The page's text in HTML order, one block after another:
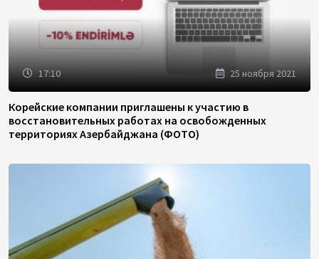
17:10 25 ноября 2021
Корейские компании приглашены к участию в
восстановительных работах на освобожденных
территориях Азербайджана (ФОТО)